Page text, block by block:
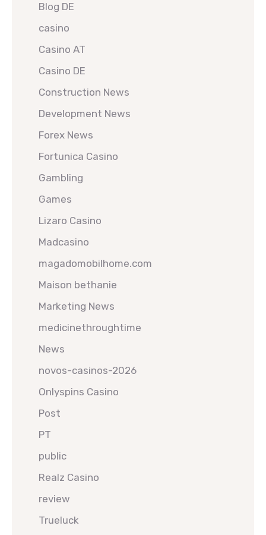
Blog DE
casino
Casino AT
Casino DE
Construction News
Development News
Forex News
Fortunica Casino
Gambling
Games
Lizaro Casino
Madcasino
magadomobilhome.com
Maison bethanie
Marketing News
medicinethroughtime
News
novos-casinos-2026
Onlyspins Casino
Post
PT
public
Realz Casino
review
Trueluck